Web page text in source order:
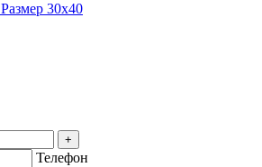
Размер 30x40
+
Телефон